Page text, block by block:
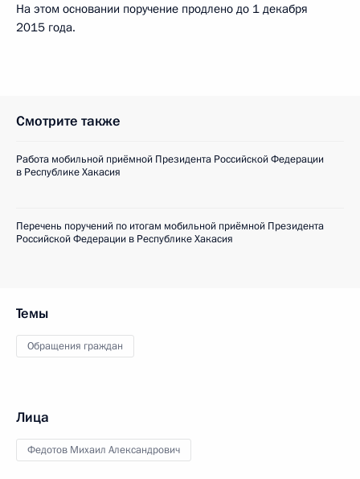
На этом основании поручение продлено до 1 декабря
2015 года.
Смотрите также
Работа мобильной приёмной Президента Российской Федерации
в Республике Хакасия
Перечень поручений по итогам мобильной приёмной Президента
Российской Федерации в Республике Хакасия
Темы
Обращения граждан
Лица
Федотов Михаил Александрович